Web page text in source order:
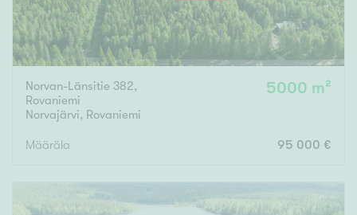
Ominaisuudet
Hissi
Järvi- tai merinäköala
Maalämpö
Oma ranta
Oma sauna
Norvan-Länsitie 382,
Rovaniemi
Norvajärvi, Rovaniemi
5000 m²
Määräla 95 000 €